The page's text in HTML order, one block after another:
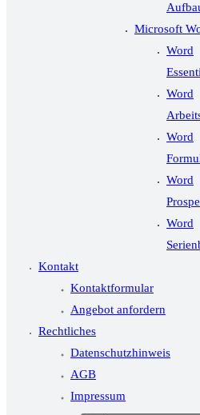
Microsoft
Word
Word
Word
Word
Word
Kontakt
Kontaktformular
Angebot anfordern
Rechtliches
Datenschutzhinweis
AGB
Impressum